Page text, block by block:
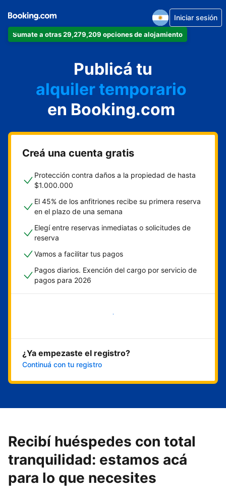
Sumate a otras 29,279,209 opciones de alojamiento
Iniciar sesión
Publicá tu
departamento
hotel
alquiler temporario
cabaña
aparthotel
en Booking.com
Creá una cuenta gratis
Protección contra daños a la propiedad de hasta
$1.000.000
El 45% de los anfitriones recibe su primera reserva
en el plazo de una semana
Elegí entre reservas inmediatas o solicitudes de
reserva
Vamos a facilitar tus pagos
Pagos diarios. Exención del cargo por servicio de
pagos para 2026
Empezar ahora
¿Ya empezaste el registro?
Continuá con tu registro
Recibí huéspedes con total
tranquilidad: estamos acá
para lo que necesites